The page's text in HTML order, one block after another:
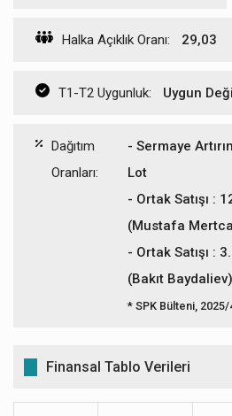
Halka Açıklık Oranı: 29,03
T1-T2 Uygunluk: Uygun
Dağıtım
Oranları:
- Sermaye
Lot
- Ortak Satışı :
(Mustafa
- Ortak Satışı :
(Bakıt Baydaliev)
* SPK Bülteni, 2025/
Finansal Tablo Verileri